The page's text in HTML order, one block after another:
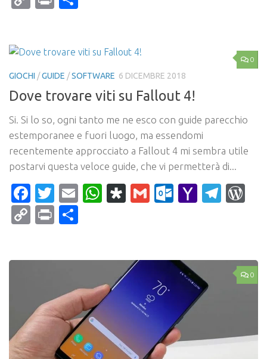
0
GIOCHI /GUIDE /SOFTWARE 6 DICEMBRE 2018
Dove trovare viti su Fallout 4!
Si. Si lo so, ogni tanto me ne esco con guide parecchio
estemporanee e fuori luogo, ma essendomi
recentemente approcciato a Fallout 4 mi sembra utile
postarvi questa veloce guide, che vi permetterà di...
Facebook
Twitter
EmailWhatsApp
Diaspora
Gmail Yahoo
CopyPrint
0